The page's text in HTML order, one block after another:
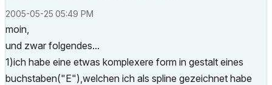
‎2005-05-25 05:49 PM
moin,
und zwar folgendes...
1)ich habe eine etwas komplexere form in gestalt eines
buchstaben("E"),welchen ich als spline gezeichnet habe